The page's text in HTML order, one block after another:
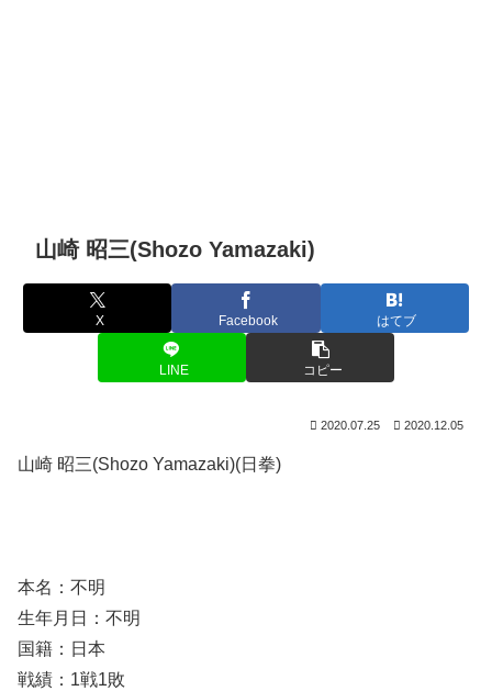
山崎 昭三(Shozo Yamazaki)
X Facebook はてブ
LINE コピー
2020.07.25 2020.12.05
山崎 昭三(Shozo Yamazaki)(日拳)
本名：不明
生年月日：不明
国籍：日本
戦績：1戦1敗